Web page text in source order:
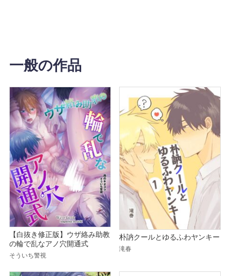
一般の作品
【白抜き修正版】ウザ絡み助教
の輪で乱なアノ穴開通式
そういち警視
朴訥クールとゆるふわヤンキー
滝春